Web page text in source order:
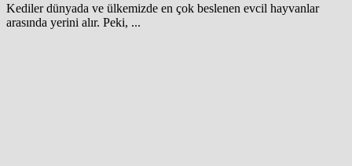
Kediler dünyada ve ülkemizde en çok beslenen evcil hayvanlar
arasında yerini alır. Peki, ...